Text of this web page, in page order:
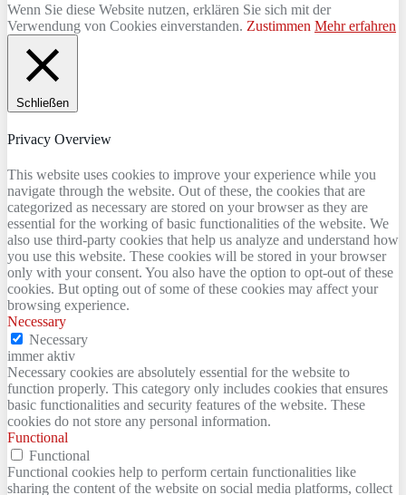
Wenn Sie diese Website nutzen, erklären Sie sich mit der
Verwendung von Cookies einverstanden. Zustimmen Mehr erfahren
Schließen
Privacy Overview
This website uses cookies to improve your experience while you
navigate through the website. Out of these, the cookies that are
categorized as necessary are stored on your browser as they are
essential for the working of basic functionalities of the website. We
also use third-party cookies that help us analyze and understand how
you use this website. These cookies will be stored in your browser
only with your consent. You also have the option to opt-out of these
cookies. But opting out of some of these cookies may affect your
browsing experience.
Necessary
Necessary
immer aktiv
Necessary cookies are absolutely essential for the website to
function properly. This category only includes cookies that ensures
basic functionalities and security features of the website. These
cookies do not store any personal information.
Functional
Functional
Functional cookies help to perform certain functionalities like
sharing the content of the website on social media platforms, collect